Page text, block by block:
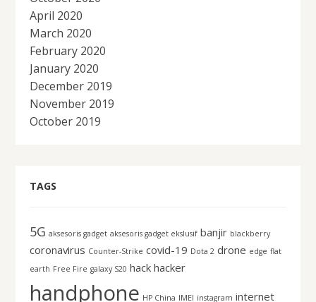
April 2020
March 2020
February 2020
January 2020
December 2019
November 2019
October 2019
TAGS
5G aksesoris gadget aksesoris gadget ekslusif banjir blackberry
coronavirus Counter-Strike covid-19 Dota 2 drone edge flat
earth Free Fire galaxy S20 hack hacker
handphone HP China IMEI instagram internet